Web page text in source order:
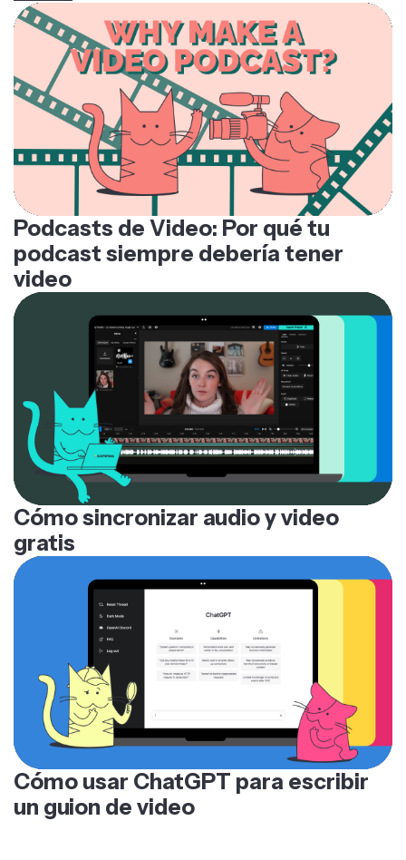
Podcasts de Video: Por qué tu
podcast siempre debería tener
video
Cómo sincronizar audio y video
gratis
Cómo usar ChatGPT para escribir
un guion de video